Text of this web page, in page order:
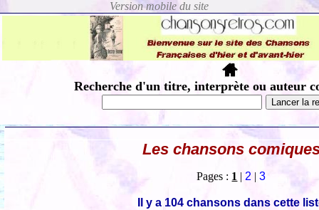
Recherche d'un titre, interprète ou auteur
Les chansons
Pages : 1 | 2 |3
Il y a 104 chansons dans cette